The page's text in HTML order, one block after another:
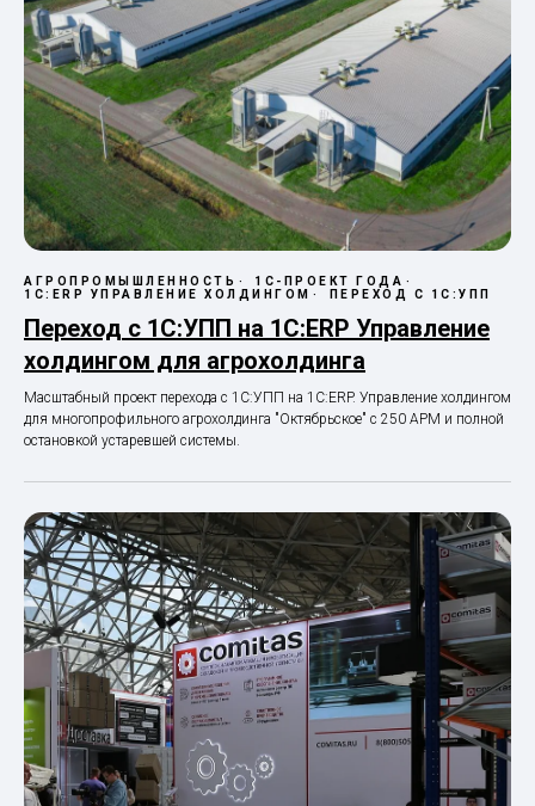
АГРОПРОМЫШЛЕННОСТЬ
1С-ПРОЕКТ ГОДА
1С:ERP УПРАВЛЕНИЕ ХОЛДИНГОМ
ПЕРЕХОД С 1С:УПП
Переход с 1С:УПП на 1С:ERP Управление
холдингом для агрохолдинга
Масштабный проект перехода с 1С:УПП на 1С:ERP. Управление холдингом
для многопрофильного агрохолдинга "Октябрьское" с 250 АРМ и полной
остановкой устаревшей системы.